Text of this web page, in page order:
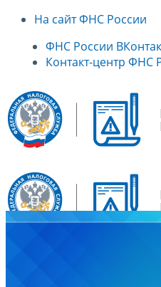
На сайт ФНС России
ФНС России
Контакт-центр ФНС